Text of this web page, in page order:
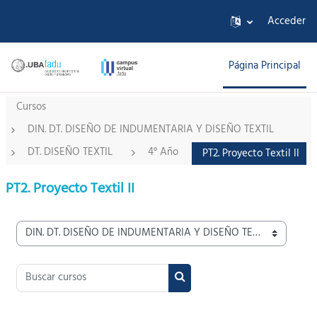
Acceder
Página Principal
Cursos
DIN. DT. DISEÑO DE INDUMENTARIA Y DISEÑO TEXTIL
DT. DISEÑO TEXTIL
4° Año PT2. Proyecto Textil II
PT2. Proyecto Textil II
Categorías
Buscar cursos
Buscar cursos